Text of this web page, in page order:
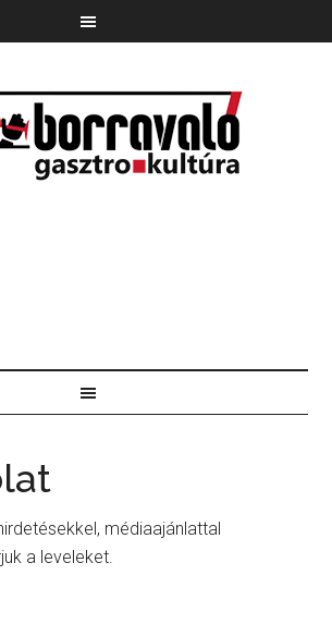
médiaajánlattal
a leveleket.